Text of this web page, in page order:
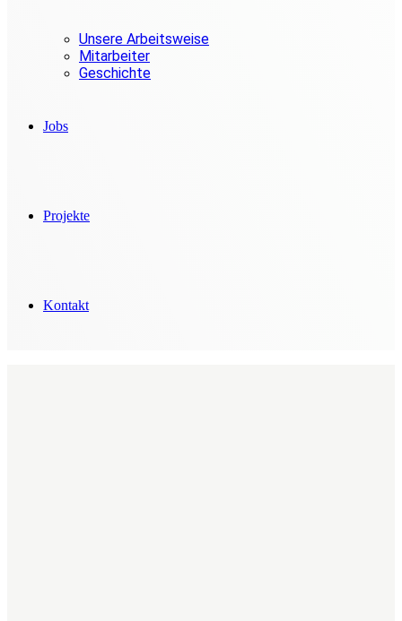
Unsere Arbeitsweise
Mitarbeiter
Geschichte
Jobs
Projekte
Kontakt